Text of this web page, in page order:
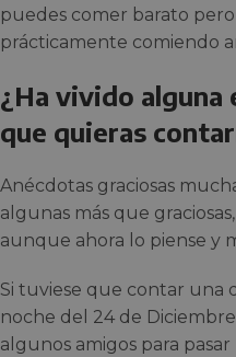
puedes comer barato
prácticamente comiendo
¿Ha vivido alguna
que quieras
Anécdotas graciosas
algunas más que
aunque ahora lo piense y
Si tuviese que contar una
noche del 24 de
algunos amigos para